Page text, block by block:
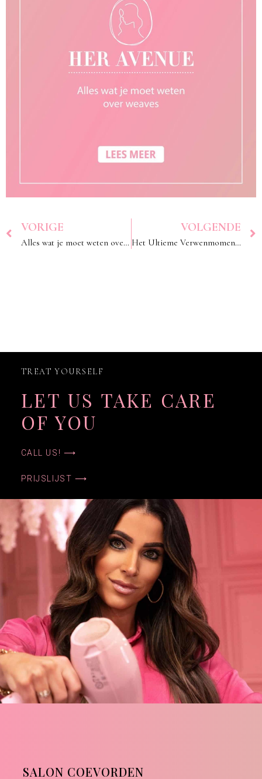
VORIGE
Alles wat je moet weten over hair extensions
VOLGENDE
Het Ultieme Verwenmoment bij HER Avenue
TREAT YOURSELF
LET US TAKE CARE
OF YOU
CALL US! ⟶
PRIJSLIJST ⟶
SALON COEVORDEN